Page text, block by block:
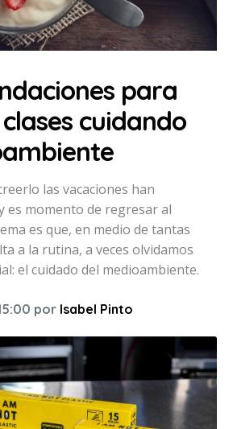
para
cuidando
las vacaciones han
es momento de regresar al
es que, en medio de tantas
a la rutina, a veces olvidamos
el cuidado del medioambiente.
por Isabel Pinto